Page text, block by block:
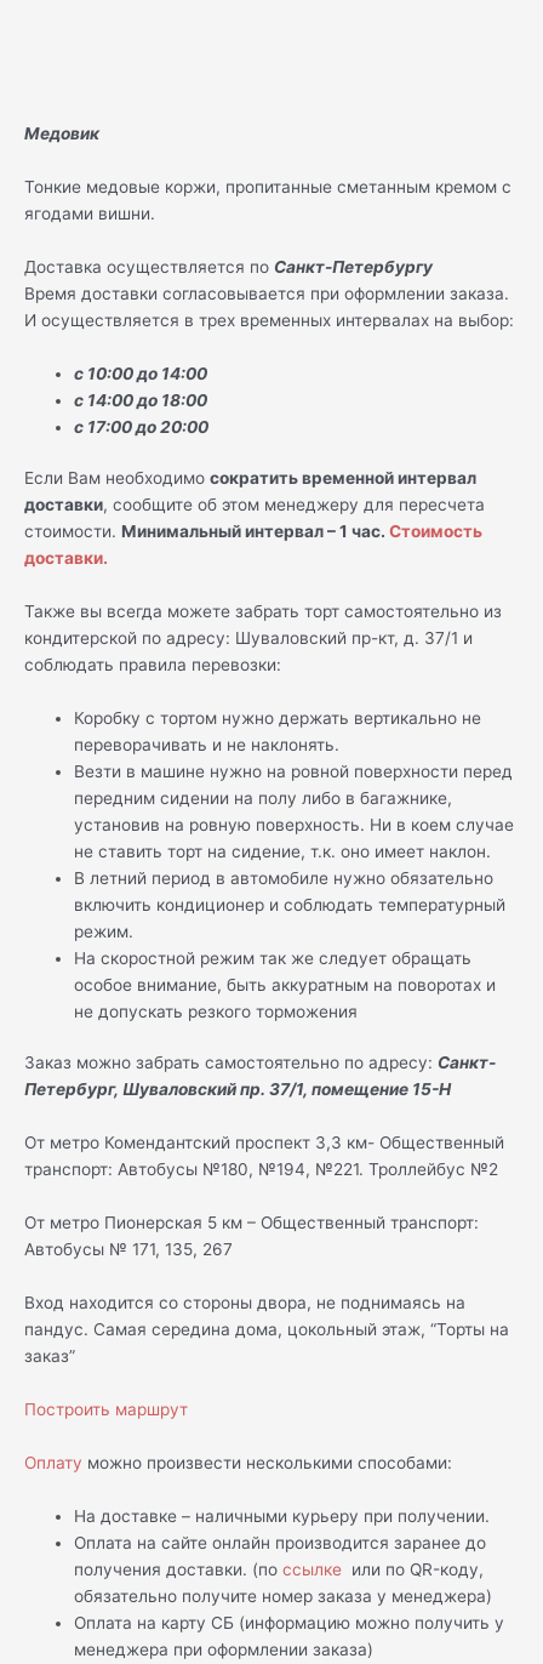
Медовик
Тонкие медовые коржи, пропитанные сметанным кремом с
ягодами вишни.
Доставка осуществляется по Санкт-Петербургу
Время доставки согласовывается при оформлении заказа.
И осуществляется в трех временных интервалах на выбор:
с 10:00 до 14:00
с 14:00 до 18:00
с 17:00 до 20:00
Если Вам необходимо сократить временной интервал
доставки, сообщите об этом менеджеру для пересчета
стоимости. Минимальный интервал – 1 час. Стоимость
доставки.
Также вы всегда можете забрать торт самостоятельно из
кондитерской по адресу: Шуваловский пр-кт, д. 37/1 и
соблюдать правила перевозки:
Коробку с тортом нужно держать вертикально не
переворачивать и не наклонять.
Везти в машине нужно на ровной поверхности перед
передним сидении на полу либо в багажнике,
установив на ровную поверхность. Ни в коем случае
не ставить торт на сидение, т.к. оно имеет наклон.
В летний период в автомобиле нужно обязательно
включить кондиционер и соблюдать температурный
режим.
На скоростной режим так же следует обращать
особое внимание, быть аккуратным на поворотах и
не допускать резкого торможения
Заказ можно забрать самостоятельно по адресу: Санкт-
Петербург, Шуваловский пр. 37/1, помещение 15-Н
От метро Комендантский проспект 3,3 км- Общественный
транспорт: Автобусы №180, №194, №221. Троллейбус №2
От метро Пионерская 5 км – Общественный транспорт:
Автобусы № 171, 135, 267
Вход находится со стороны двора, не поднимаясь на
пандус. Самая середина дома, цокольный этаж, “Торты на
заказ”
Построить маршрут
Оплату можно произвести несколькими способами:
На доставке – наличными курьеру при получении.
Оплата на сайте онлайн производится заранее до
получения доставки. (поссылке или по QR-коду,
обязательно получите номер заказа у менеджера)
Оплата на карту СБ (информацию можно получить у
менеджера при оформлении заказа)